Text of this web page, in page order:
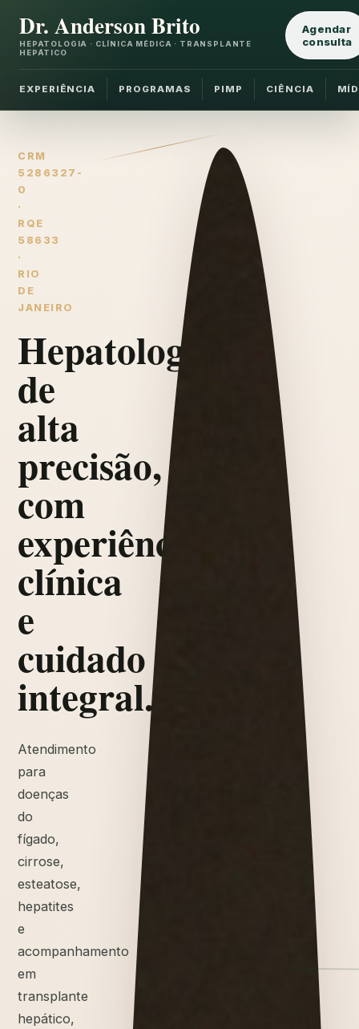
Dr. Anderson Brito
HEPATOLOGIA · CLÍNICA MÉDICA · TRANSPLANTE
HEPÁTICO
EXPERIÊNCIA PROGRAMAS PIMP CIÊNCIA
Agendar
consulta
CRM
5286327-
0
·
RQE
58633
·
RIO
DE
JANEIRO
Hepatologia
de
alta
precisão,
com
experiência
clínica
e
cuidado
integral.
Atendimento
para
doenças
do
fígado,
cirrose,
esteatose,
hepatites
e
acompanhamento
em
transplante
hepático,